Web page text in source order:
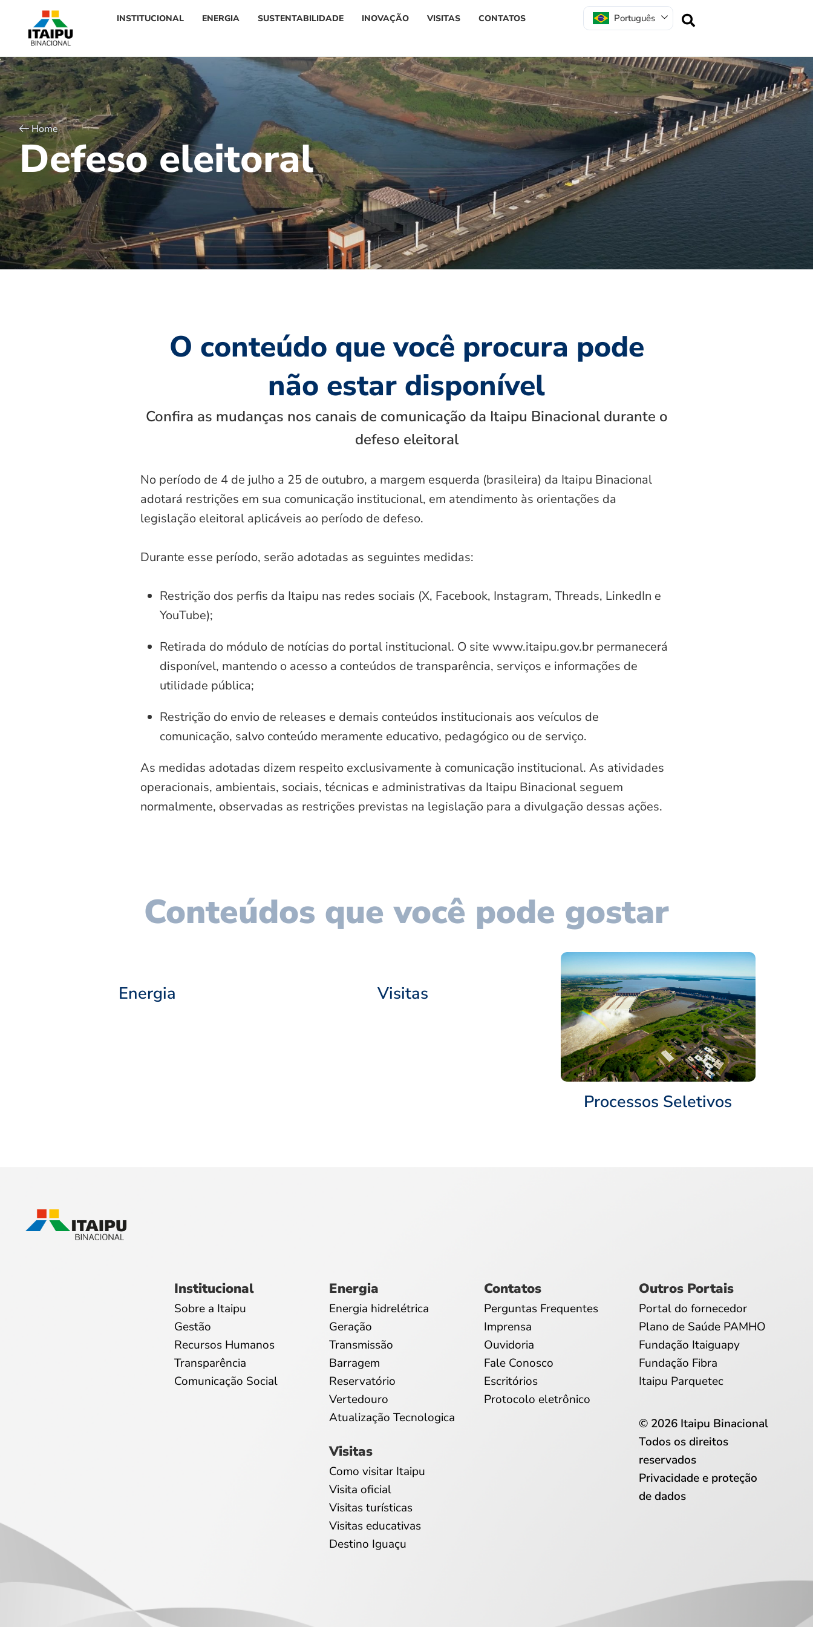
INSTITUCIONAL ENERGIA SUSTENTABILIDADE INOVAÇÃO VISITAS CONTATOS Português
Home
Defeso eleitoral
O conteúdo que você procura pode
não estar disponível
Confira as mudanças nos canais de comunicação da Itaipu Binacional durante o
defeso eleitoral
No período de 4 de julho a 25 de outubro, a margem esquerda (brasileira) da Itaipu Binacional
adotará restrições em sua comunicação institucional, em atendimento às orientações da
legislação eleitoral aplicáveis ao período de defeso.
Durante esse período, serão adotadas as seguintes medidas:
Restrição dos perfis da Itaipu nas redes sociais (X, Facebook, Instagram, Threads, LinkedIn e
YouTube);
Retirada do módulo de notícias do portal institucional. O site www.itaipu.gov.br permanecerá
disponível, mantendo o acesso a conteúdos de transparência, serviços e informações de
utilidade pública;
Restrição do envio de releases e demais conteúdos institucionais aos veículos de
comunicação, salvo conteúdo meramente educativo, pedagógico ou de serviço.
As medidas adotadas dizem respeito exclusivamente à comunicação institucional. As atividades
operacionais, ambientais, sociais, técnicas e administrativas da Itaipu Binacional seguem
normalmente, observadas as restrições previstas na legislação para a divulgação dessas ações.
Conteúdos que você pode gostar
Energia Visitas
Processos Seletivos
Institucional
Sobre a Itaipu
Gestão
Recursos Humanos
Transparência
Comunicação Social
Energia
Energia hidrelétrica
Geração
Transmissão
Barragem
Reservatório
Vertedouro
Atualização Tecnologica
Visitas
Como visitar Itaipu
Visita oficial
Visitas turísticas
Visitas educativas
Destino Iguaçu
Contatos
Perguntas Frequentes
Imprensa
Ouvidoria
Fale Conosco
Escritórios
Protocolo eletrônico
Outros Portais
Portal do fornecedor
Plano de Saúde PAMHO
Fundação Itaiguapy
Fundação Fibra
Itaipu Parquetec
© 2026 Itaipu Binacional
Todos os direitos
reservados
Privacidade e proteção
de dados